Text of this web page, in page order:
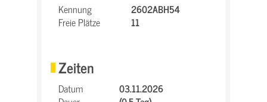
Kennung
2602ABH54
Freie Plätze
11
Zeiten
Datum
03.11.2026